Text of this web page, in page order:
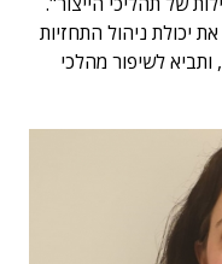
יכולת ניהול התחזיות
לשיפור מהלכי